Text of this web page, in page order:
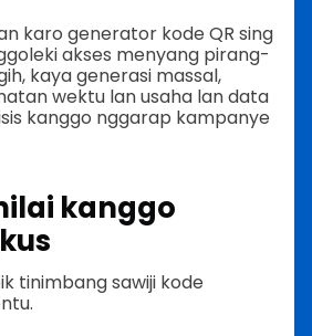
karo generator kode QR sing
akses menyang pirang-
kaya generasi massal,
wektu lan usaha lan data
kanggo nggarap kampanye
kanggo
tinimbang sawiji kode